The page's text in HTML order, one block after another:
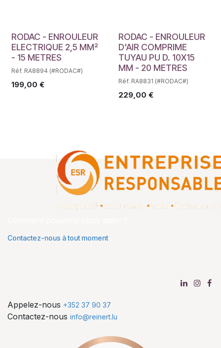
RODAC - ENROULEUR
ELECTRIQUE 2,5 MM²
- 15 METRES
Réf. RA8894 (#RODAC#)
199,00 €
RODAC - ENROULEUR
D'AIR COMPRIME
TUYAU PU D. 10X15
MM - 20 METRES
Réf. RA8831 (#RODAC#)
229,00 €
Contactez-nous à tout moment
Appelez-nous +352 37 90 37
Contactez-nous info@reinert.lu